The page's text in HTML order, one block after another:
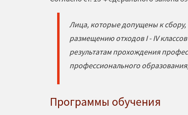
Лица, которые допущены к
размещению отходов I - IV
результатам прохождения
профессионального
Программы обучения